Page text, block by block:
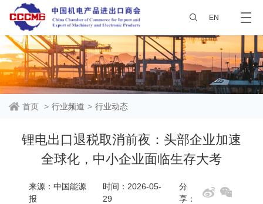
EN
首页 > 行业频道 > 行业动态
锂电出口退税取消前夜：头部企业加速
全球化，中小企业面临生存大考
来源：中国能源
报
时间：2026-05-
29
分
享：